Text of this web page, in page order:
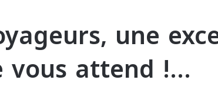
une
vous attend !…